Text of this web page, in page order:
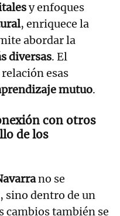
y enfoques
, enriquece la
abordar la
diversas. El
esas
mutuo.
con otros
de los
no se
sino dentro de un
cambios también se